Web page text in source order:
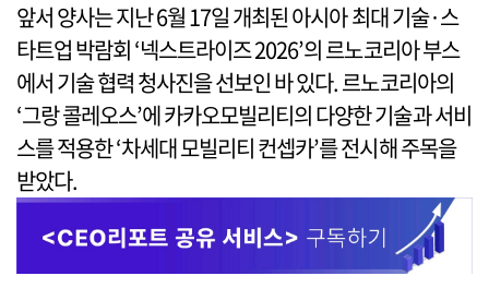
앞서 양사는 지난 6월 17일 개최된 아시아 최대 기술·스
타트업 박람회 ‘넥스트라이즈 2026’의 르노코리아 부스
에서 기술 협력 청사진을 선보인 바 있다. 르노코리아의
‘그랑 콜레오스’에 카카오모빌리티의 다양한 기술과 서비
스를 적용한 ‘차세대 모빌리티 컨셉카’를 전시해 주목을
받았다.